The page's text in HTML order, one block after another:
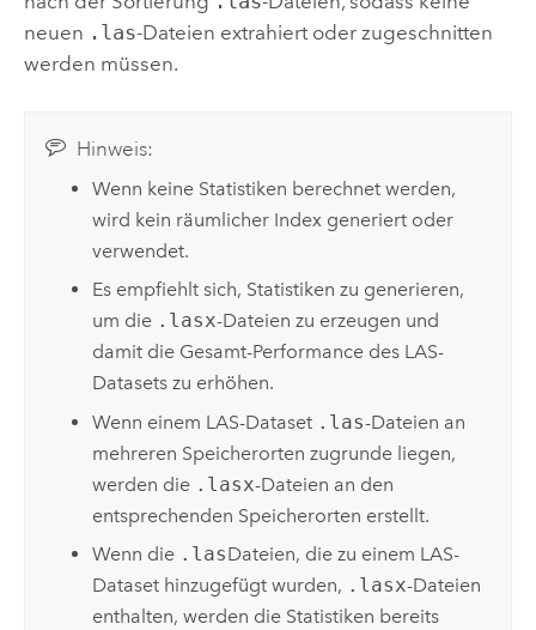
neuen .las-Dateien extrahiert oder zugeschnitten
werden müssen.
Hinweis:
Wenn keine Statistiken berechnet werden,
wird kein räumlicher Index generiert oder
verwendet.
Es empfiehlt sich, Statistiken zu generieren,
um die .lasx-Dateien zu erzeugen und
damit die Gesamt-Performance des LAS-
Datasets zu erhöhen.
Wenn einem LAS-Dataset .las-Dateien an
mehreren Speicherorten zugrunde liegen,
werden die .lasx-Dateien an den
entsprechenden Speicherorten erstellt.
Wenn die .lasDateien, die zu einem LAS-
Dataset hinzugefügt wurden, .lasx-Dateien
enthalten, werden die Statistiken bereits